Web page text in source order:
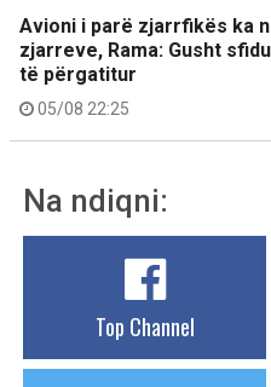
Avioni i parë zjarrfikës ka
zjarreve, Rama: Gusht
të përgatitur
05/08 22:25
Na ndiqni:
Top Channel